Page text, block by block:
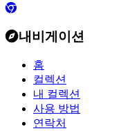
내비게이션
홈
컬렉션
내 컬렉션
사용 방법
연락처